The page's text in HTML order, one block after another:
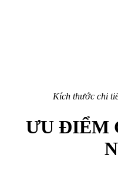
Kích thước chi
ƯU ĐIỂM